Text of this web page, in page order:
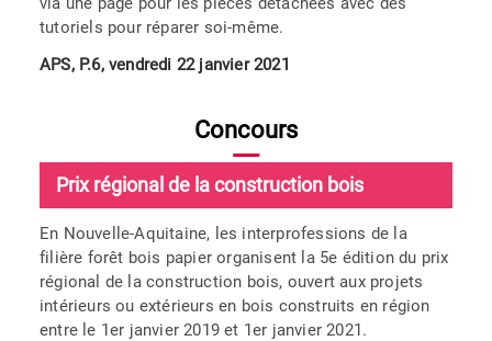
tutoriels pour réparer soi-même.
APS, P.6, vendredi 22 janvier 2021
Concours
Prix régional de la construction bois
En Nouvelle-Aquitaine, les interprofessions de la
filière forêt bois papier organisent la 5e édition du prix
régional de la construction bois, ouvert aux projets
intérieurs ou extérieurs en bois construits en région
entre le 1er janvier 2019 et 1er janvier 2021.